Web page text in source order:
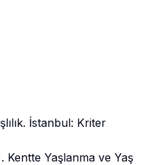
İstanbul: Kriter
Kentte Yaşlanma ve Yaş